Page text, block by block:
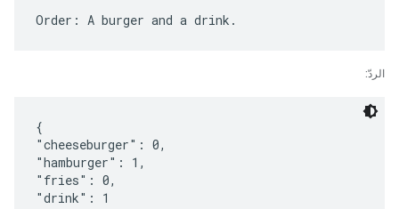
الردّ:
{
"cheeseburger": 0,
"hamburger": 1,
"fries": 0,
"drink": 1